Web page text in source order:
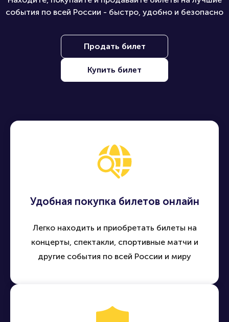
события по всей России - быстро, удобно и безопасно
Продать билет
Купить билет
Удобная покупка билетов онлайн
Легко находить и приобретать билеты на
концерты, спектакли, спортивные матчи и
другие события по всей России и миру